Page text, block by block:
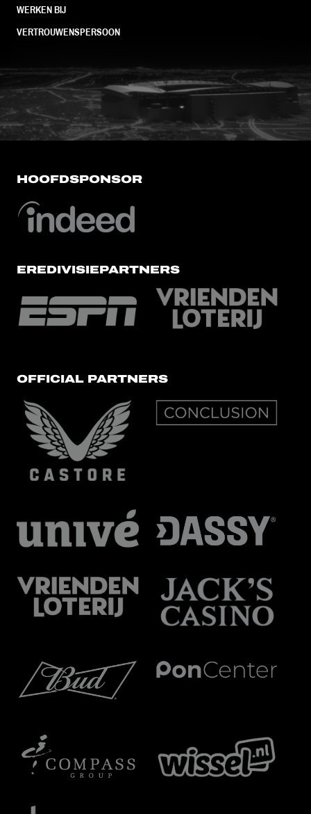
WERKEN BIJ
VERTROUWENSPERSOON
FC Utrecht<br>vanuit<br>het
HOOFDSPONSOR
EREDIVISIEPARTNERS
OFFICIAL PARTNERS